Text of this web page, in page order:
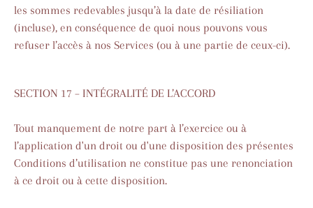
les sommes redevables jusqu’à la date de résiliation
(incluse), en conséquence de quoi nous pouvons vous
refuser l’accès à nos Services (ou à une partie de ceux-ci).
SECTION 17 – INTÉGRALITÉ DE L’ACCORD
Tout manquement de notre part à l’exercice ou à
l’application d'un droit ou d'une disposition des présentes
Conditions d’utilisation ne constitue pas une renonciation
à ce droit ou à cette disposition.